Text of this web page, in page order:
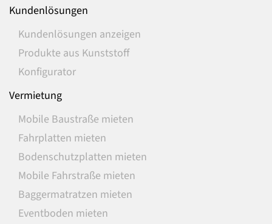
Kundenlösungen
Kundenlösungen anzeigen
Produkte aus Kunststoff
Konfigurator
Vermietung
Mobile Baustraße mieten
Fahrplatten mieten
Bodenschutzplatten mieten
Mobile Fahrstraße mieten
Baggermatratzen mieten
Eventboden mieten